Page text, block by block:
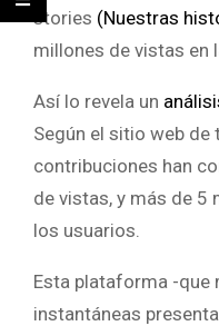
stories (Nuestras
millones de vistas en
Así lo revela un
Según el sitio web de
contribuciones han
de vistas, y más de 5
los usuarios.
Esta plataforma -que
instantáneas